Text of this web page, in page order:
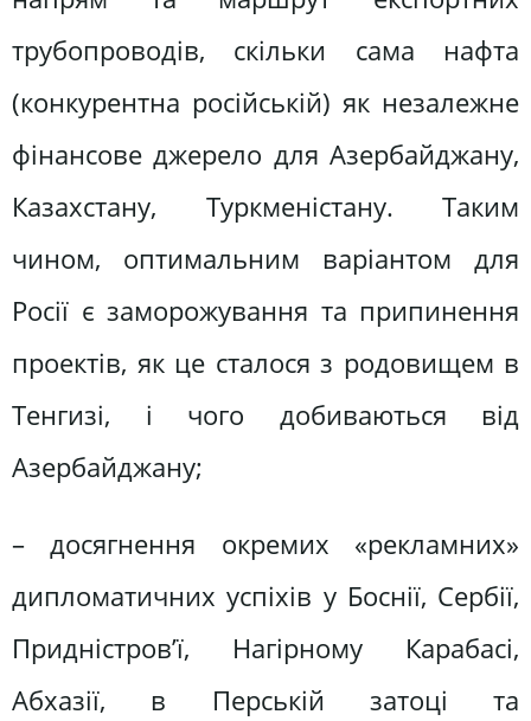
трубопроводів, скільки сама нафта
(конкурентна російській) як незалежне
фінансове джерело для Азербайджану,
Казахстану, Туркменістану. Таким
чином, оптимальним варіантом для
Росії є заморожування та припинення
проектів, як це сталося з родовищем в
Тенгизі, і чого добиваються від
Азербайджану;
– досягнення окремих «рекламних»
дипломатичних успіхів у Боснії, Сербії,
Придністров’ї, Нагірному Карабасі,
Абхазії, в Перській затоці та